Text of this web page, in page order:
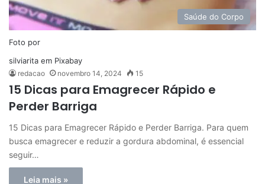
Saúde do Corpo
Foto por
silviarita em Pixabay
redacao novembro 14, 2024 15
15 Dicas para Emagrecer Rápido e
Perder Barriga
15 Dicas para Emagrecer Rápido e Perder Barriga. Para quem
busca emagrecer e reduzir a gordura abdominal, é essencial
seguir…
Leia mais »